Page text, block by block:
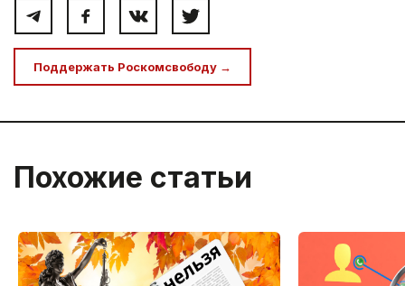
Поддержать Роскомсвободу →
Похожие статьи